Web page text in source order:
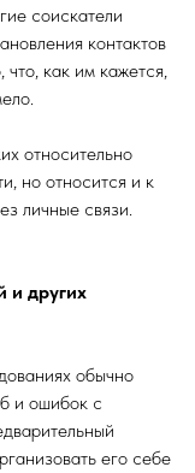
соискатели
контактов
как им кажется,
относительно
но относится и к
личные связи.
и других
обычно
и ошибок с
его себе